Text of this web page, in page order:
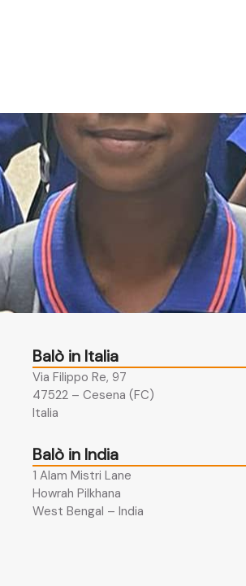
Balò in Italia
Via Filippo Re, 97
47522 – Cesena (FC)​
Italia
Balò in India
1 Alam Mistri Lane
Howrah Pilkhana​
West Bengal – India